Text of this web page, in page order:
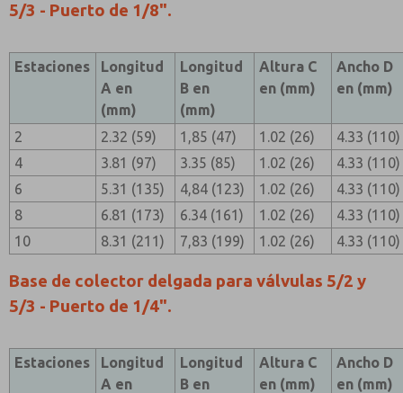
5/3 - Puerto de 1/8".
Estaciones
Longitud
A en
(mm)
Longitud
B en
(mm)
Altura C
en (mm)
Ancho D
en (mm)
2 2.32 (59) 1,85 (47) 1.02 (26)
4.33 (110)
4
3.81 (97) 3.35 (85) 1.02 (26)
4.33 (110)
6
5.31 (135) 4,84 (123) 1.02 (26)
4.33 (110)
8
6.81 (173) 6.34 (161) 1.02 (26)
4.33 (110)
10
8.31 (211) 7,83 (199) 1.02 (26) 4.33 (110)
Base de colector delgada para válvulas 5/2 y
5/3 - Puerto de 1/4".
Estaciones
Longitud
A en
Longitud
B en
Altura C
en (mm)
Ancho D
en (mm)